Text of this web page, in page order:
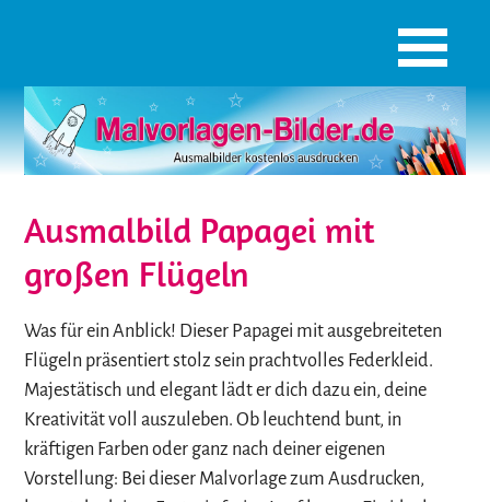
Ausmalbild Papagei mit
großen Flügeln
Was für ein Anblick! Dieser Papagei mit ausgebreiteten
Flügeln präsentiert stolz sein prachtvolles Federkleid.
Majestätisch und elegant lädt er dich dazu ein, deine
Kreativität voll auszuleben. Ob leuchtend bunt, in
kräftigen Farben oder ganz nach deiner eigenen
Vorstellung: Bei dieser Malvorlage zum Ausdrucken,